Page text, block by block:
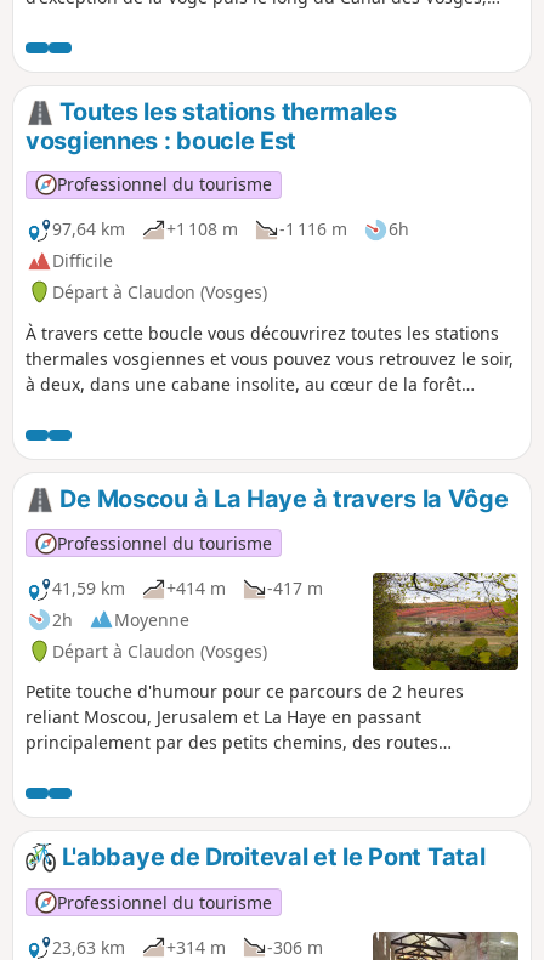
féculerie.
Toutes les stations thermales
vosgiennes : boucle Est
Professionnel du tourisme
97,64 km
+1 108 m -1 116 m
6h
Difficile
Départ à Claudon (Vosges)
À travers cette boucle vous découvrirez toutes les stations
thermales vosgiennes et vous pouvez vous retrouvez le soir,
à deux, dans une cabane insolite, au cœur de la forêt
découvrir Bains-les-Bains et Plombières-les-Bains. Elle est à
combiner, si vous le souhaitez, avec la boucle Ouest
(Bourbonne-les-Bains, Martigny-les-Bains, Contrexéville et
Vittel.)De Moscou à La Haye à travers la Vôge
Professionnel du tourisme
41,59 km
+414 m
-417 m
2h
Moyenne
Départ à Claudon (Vosges)
Petite touche d'humour pour ce parcours de 2 heures
reliant Moscou, Jerusalem et La Haye en passant
principalement par des petits chemins, des routes
plusieurs petits hameaux. Un beau petit circuit à travers la
forêt classée parmi l'une des 15 plus belles forêts
françaises. (Forêt de Darney, La Vôge, labellisée forêt
d'exception en 2023).
L'abbaye de Droiteval et le Pont Tatal
Professionnel du tourisme
23,63 km
+314 m
-306 m